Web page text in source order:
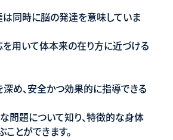
同時に脳の発達を意味していま
用いて体本来の在り方に近づける
め、安全かつ効果的に指導できる
問題について知り、特徴的な身体
とができます。